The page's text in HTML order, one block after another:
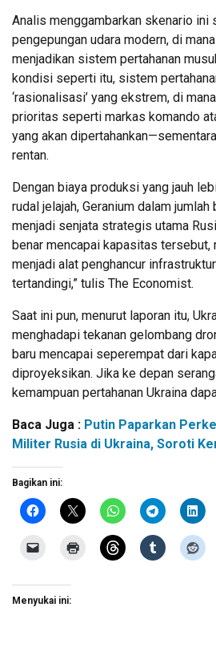
Analis menggambarkan skenario ini
pengepungan udara modern, di
menjadikan sistem pertahanan
kondisi seperti itu, sistem
‘rasionalisasi’ yang ekstrem, di
prioritas seperti markas komando
yang akan
rentan.
Dengan biaya produksi yang jauh
rudal jelajah, Geranium dalam
menjadi senjata strategis utama
benar mencapai kapasitas tersebut,
menjadi alat penghancur
tertandingi,” tulis The Economist.
Saat ini pun, menurut laporan itu,
menghadapi tekanan gelombang
baru mencapai seperempat dari
diproyeksikan. Jika ke depan
kemampuan pertahanan Ukraina
Baca Juga : Putin Paparkan
Militer Rusia di Ukraina, Soroti
Bagikan ini:
Menyukai ini: